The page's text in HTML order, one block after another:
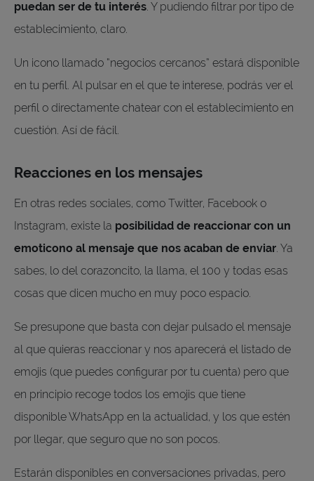
puedan ser de tu interés. Y pudiendo filtrar por tipo de
establecimiento, claro.
Un icono llamado “negocios cercanos” estará disponible
en tu perfil. Al pulsar en el que te interese, podrás ver el
perfil o directamente chatear con el establecimiento en
cuestión. Así de fácil.
Reacciones en los mensajes
En otras redes sociales, como Twitter, Facebook o
Instagram, existe la posibilidad de reaccionar con un
emoticono al mensaje que nos acaban de enviar. Ya
sabes, lo del corazoncito, la llama, el 100 y todas esas
cosas que dicen mucho en muy poco espacio.
Se presupone que basta con dejar pulsado el mensaje
al que quieras reaccionar y nos aparecerá el listado de
emojis (que puedes configurar por tu cuenta) pero que
en principio recoge todos los emojis que tiene
disponible WhatsApp en la actualidad, y los que estén
por llegar, que seguro que no son pocos.
Estarán disponibles en conversaciones privadas, pero